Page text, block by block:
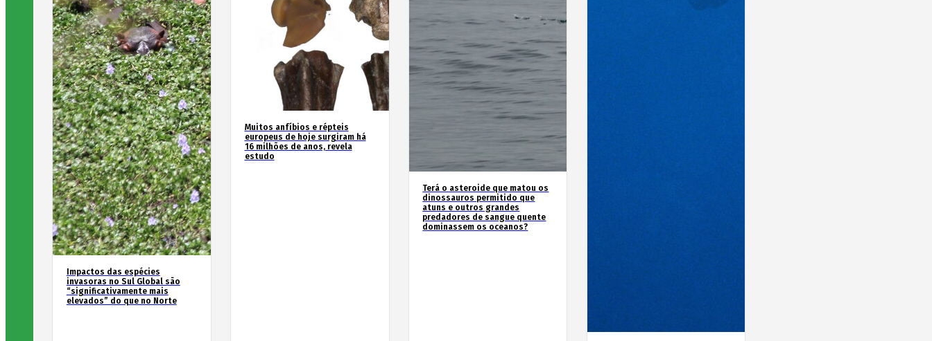
Impactos das espécies
invasoras no Sul Global são
“significativamente mais
elevados” do que no Norte
Muitos anfíbios e répteis
europeus de hoje surgiram há
16 milhões de anos, revela
estudo
Terá o asteroide que matou os
dinossauros permitido que
atuns e outros grandes
predadores de sangue quente
dominassem os oceanos?